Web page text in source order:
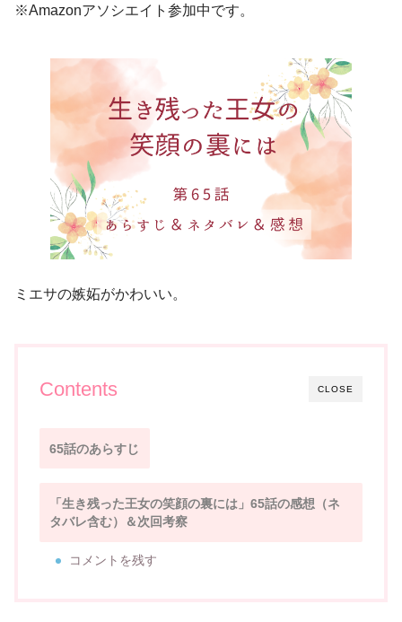
※Amazonアソシエイト参加中です。
ミエサの嫉妬がかわいい。
CLOSE
Contents
65話のあらすじ
「生き残った王女の笑顔の裏には」65話の感想（ネ
タバレ含む）＆次回考察
コメントを残す